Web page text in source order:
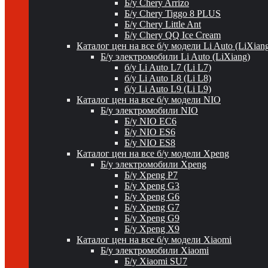
Б/у Chery Arrizo
Б/у Chery Tiggo 8 PLUS
Б/у Chery Little Ant
Б/у Chery QQ Ice Cream
Каталог цен на все б/у модели Li Auto
Б/у электромобили Li Auto (LiXiang)
б/у Li Auto L7 (Li L7)
б/у Li Auto L8 (Li L8)
б/у Li Auto L9 (Li L9)
Каталог цен на все б/у модели NIO
Б/у электромобили NIO
Б/у NIO EC6
Б/у NIO ES6
Б/у NIO ES8
Каталог цен на все б/у модели Xpeng
Б/у электромобили Xpeng
Б/у Xpeng P7
Б/у Xpeng G3
Б/у Xpeng G6
Б/у Xpeng G7
Б/у Xpeng G9
Б/у Xpeng X9
Каталог цен на все б/у модели Xiaomi
Б/у электромобили Xiaomi
Б/у Xiaomi SU7